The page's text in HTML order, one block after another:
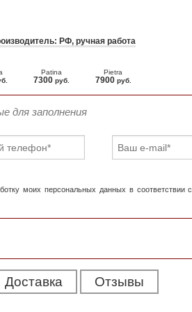
РФ, ручная работа
Patina
7300 руб.
Pietra
7900 руб.
для заполнения
моих персональных данных в
Доставка Отзывы